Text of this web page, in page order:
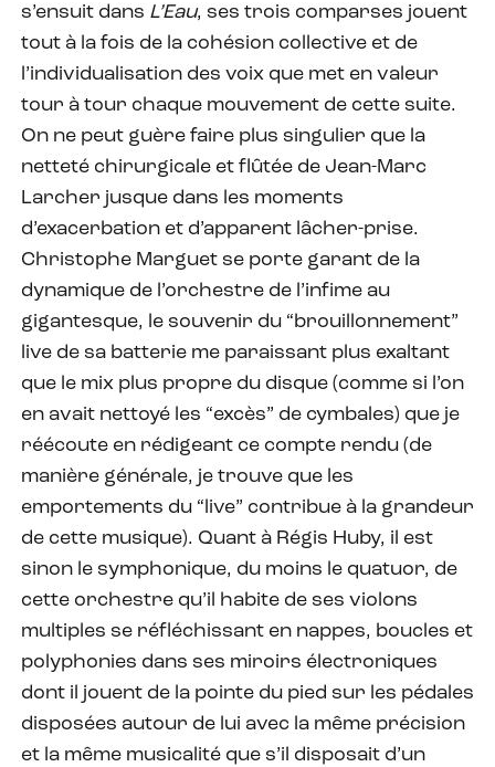
s’ensuit dans L’Eau, ses trois comparses jouent
tout à la fois de la cohésion collective et de
l’individualisation des voix que met en valeur
tour à tour chaque mouvement de cette suite.
On ne peut guère faire plus singulier que la
netteté chirurgicale et flûtée de Jean-Marc
Larcher jusque dans les moments
d’exacerbation et d’apparent lâcher-prise.
Christophe Marguet se porte garant de la
dynamique de l’orchestre de l’infime au
gigantesque, le souvenir du “brouillonnement”
live de sa batterie me paraissant plus exaltant
que le mix plus propre du disque (comme si l’on
en avait nettoyé les “excès” de cymbales) que je
réécoute en rédigeant ce compte rendu (de
manière générale, je trouve que les
emportements du “live” contribue à la grandeur
de cette musique). Quant à Régis Huby, il est
sinon le symphonique, du moins le quatuor, de
cette orchestre qu’il habite de ses violons
multiples se réfléchissant en nappes, boucles et
polyphonies dans ses miroirs électroniques
dont il jouent de la pointe du pied sur les pédales
disposées autour de lui avec la même précision
et la même musicalité que s’il disposait d’un